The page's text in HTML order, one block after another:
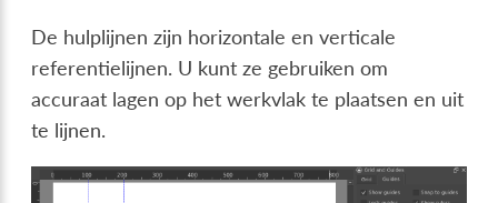
De hulplijnen zijn horizontale en verticale
referentielijnen. U kunt ze gebruiken om
accuraat lagen op het werkvlak te plaatsen en uit
te lijnen.